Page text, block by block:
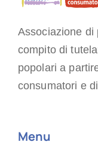
Associazione di
compito di
popolari a
consumatori e
Menu